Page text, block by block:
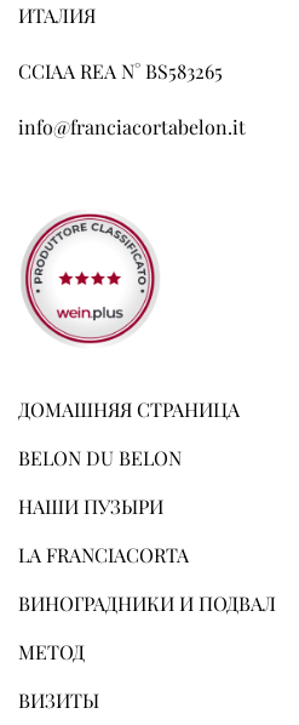
ИТАЛИЯ
CCIAA REA N° BS583265
info@franciacortabelon.it
ДОМАШНЯЯ СТРАНИЦА
BELON DU BELON
НАШИ ПУЗЫРИ
LA FRANCIACORTA
ВИНОГРАДНИКИ И ПОДВАЛ
МЕТОД
ВИЗИТЫ